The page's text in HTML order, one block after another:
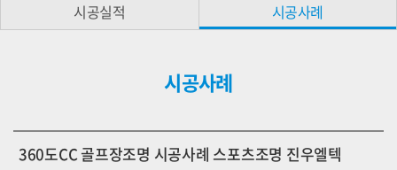
시공실적 시공사례
시공사례
360도CC 골프장조명 시공사례 스포츠조명 진우엘텍